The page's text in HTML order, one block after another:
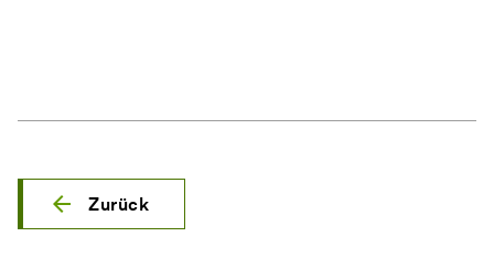
Zurück